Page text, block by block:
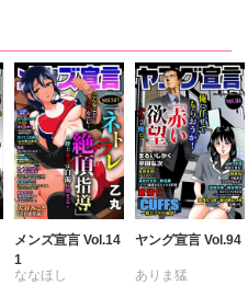
紫賀サヲリ
小鳥晶
松本ゆうか
水瀬友美
相田早智子
知葉サナガ
妹尾美穂
蜜蜂アヤ
六原ミッカ
小鳥晶
松本ゆうか
水瀬友美
相田早智子
知葉サナガ
望月蜜桃
妹尾美穂
蜜蜂アヤ 紅ヶ屋
メンズ宣言 Vol.14
1
ななほし
ヤング宣言 Vol.94
ありま猛